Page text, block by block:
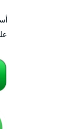
على مدار 24